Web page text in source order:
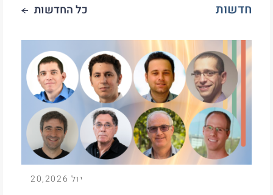
חדשות כל החדשות